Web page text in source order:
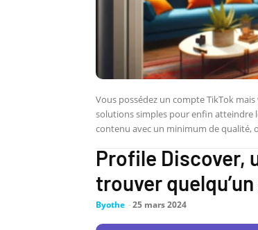
Vous possédez un compte TikTok
solutions simples pour enfin atteindre
contenu avec un minimum de qualité,
Profile Discover,
trouver
Byothe -25 mars 2024